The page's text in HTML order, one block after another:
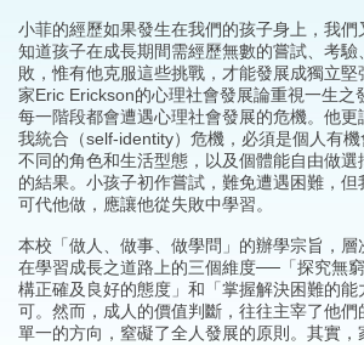
小菲的經歷如果發生在我們的孩子身上，我
知道孩子在成長期間需經歷無數的嘗試、考驗
敗，惟有他克服這些挑戰，才能發展成獨立
家Eric Erickson的心理社會發展論重視一生之
每一階段都會遭遇心理社會發展的危機。他更
我統合（self-identity）危機，必須是個人有
不同的角色和生活型態，以及個體能自由做
的結果。小孩子初作嘗試，難免遭遇困難，但
可代他做，應讓他從失敗中學習。
本校「做人、做事、做學問」的辦學宗旨，
在學習成長之道路上的三個維度──「探究無
構正確及良好的態度」和「掌握解決困難的能
可。然而，成人的價值判斷，往往主宰了他們
單一的方向，窒礙了全人發展的原則。其實